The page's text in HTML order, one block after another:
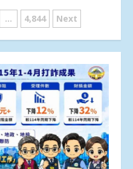
... 4,844 Next